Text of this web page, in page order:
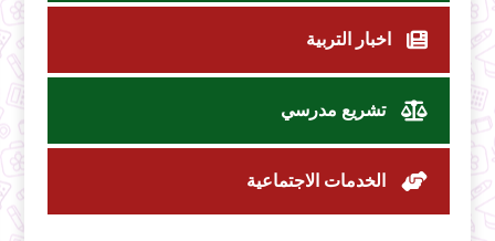
اخبار التربية
تشريع مدرسي
الخدمات الاجتماعية